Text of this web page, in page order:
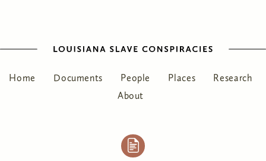
Home Documents People Places
Research
About